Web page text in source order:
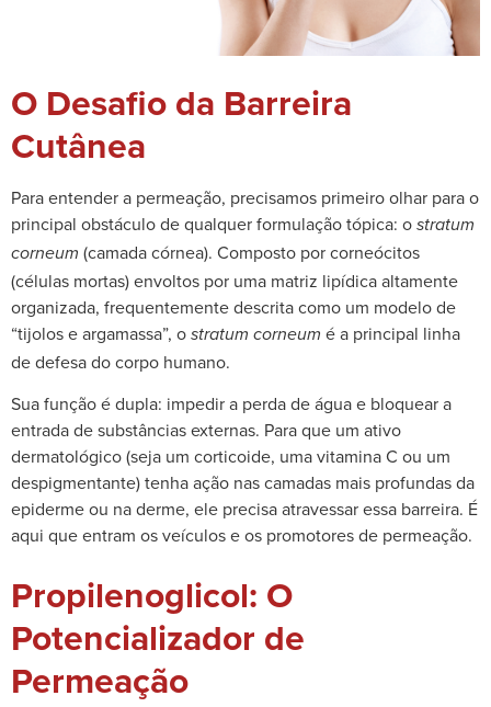
O Desafio da Barreira
Cutânea
Para entender a permeação, precisamos primeiro olhar para o
principal obstáculo de qualquer formulação tópica: o stratum
corneum (camada córnea). Composto por corneócitos
(células mortas) envoltos por uma matriz lipídica altamente
organizada, frequentemente descrita como um modelo de
“tijolos e argamassa”, o stratum corneum é a principal linha
de defesa do corpo humano.
Sua função é dupla: impedir a perda de água e bloquear a
entrada de substâncias externas. Para que um ativo
dermatológico (seja um corticoide, uma vitamina C ou um
despigmentante) tenha ação nas camadas mais profundas da
epiderme ou na derme, ele precisa atravessar essa barreira. É
aqui que entram os veículos e os promotores de permeação.
Propilenoglicol: O
Potencializador de
Permeação